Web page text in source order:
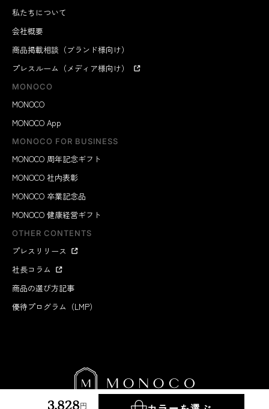
円
私たちについて
会社概要
商品掲載相談（ブランド様向け）
プレスルーム（メディア様向け）
MONOCO
MONOCO
MONOCO App
MONOCO FOR BUSINESS
MONOCO 周年記念ギフト
MONOCO 社内表彰
MONOCO 卒業記念品
MONOCO 健康経営ギフト
OTHER CONTENTS
プレスリリース
社長コラム
商品の選び方記事
優待プログラム（LMP）